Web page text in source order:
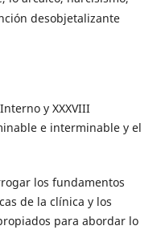
desobjetalizante
y XXXVIII
e interminable y el
los fundamentos
de la clínica y los
para abordar lo